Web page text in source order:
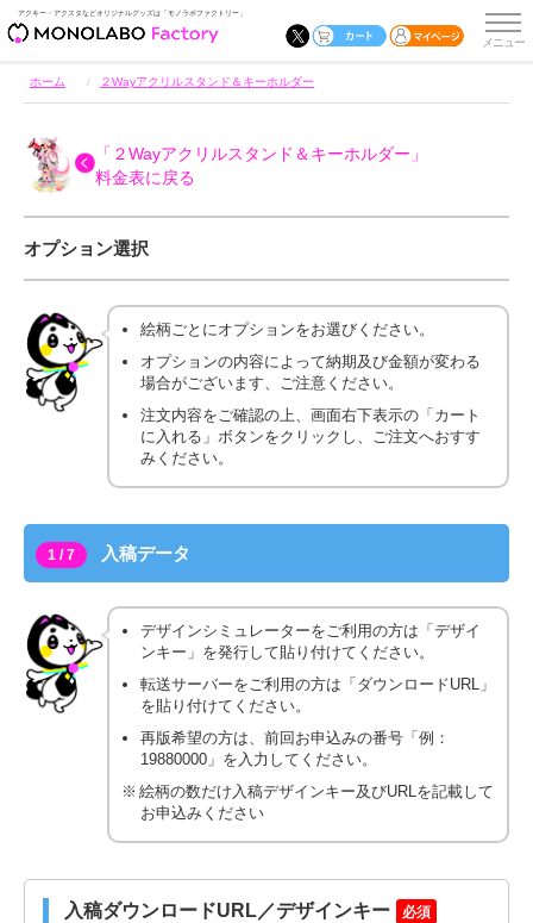
アクキー・アクスタなどオリジナルグッズは「モノラボファクトリー」
ホーム ２Wayアクリルスタンド＆キーホルダー
「２Wayアクリルスタンド＆キーホルダー」
料金表に戻る
オプション選択
絵柄ごとにオプションをお選びください。
オプションの内容によって納期及び金額が変わる
場合がございます、ご注意ください。
注文内容をご確認の上、画面右下表示の「カート
に入れる」ボタンをクリックし、ご注文へおすす
みください。
1 / 7 入稿データ
デザインシミュレーターをご利用の方は「デザイ
ンキー」を発行して貼り付けてください。
転送サーバーをご利用の方は「ダウンロードURL」
を貼り付けてください。
再版希望の方は、前回お申込みの番号「例：
19880000」を入力してください。
絵柄の数だけ入稿デザインキー及びURLを記載して
お申込みください
入稿ダウンロードURL／デザインキー 必須